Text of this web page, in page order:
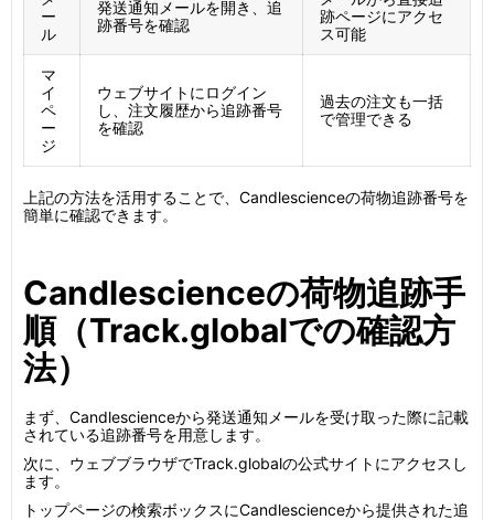
ー
ル
発送通知メールを開き、追
跡番号を確認
跡ページにアクセ
ス可能
マ
イ
ペ
ー
ジ
ウェブサイトにログイン
し、注文履歴から追跡番号
を確認
過去の注文も一括
で管理できる
上記の方法を活用することで、Candlescienceの荷物追跡番号を
簡単に確認できます。
Candlescienceの荷物追跡手
順（Track.globalでの確認方
法）
まず、Candlescienceから発送通知メールを受け取った際に記載
されている追跡番号を用意します。
次に、ウェブブラウザでTrack.globalの公式サイトにアクセスし
ます。
トップページの検索ボックスにCandlescienceから提供された追